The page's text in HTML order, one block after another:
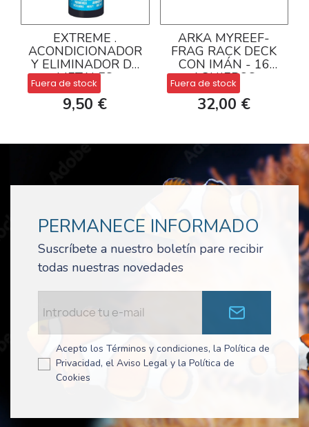
EXTREME .
ACONDICIONADOR
Y ELIMINADOR DE
METALES
PESADOS
Fuera de stock
9,50 €
ARKA MYREEF-
FRAG RACK DECK
CON IMÁN - 16
AGUJEROS
Fuera de stock
32,00 €
PERMANECE INFORMADO
Suscríbete a nuestro boletín pare recibir
todas nuestras novedades
Acepto los Términos y condiciones, la Política de
Privacidad, el Aviso Legal y la Política de
Cookies